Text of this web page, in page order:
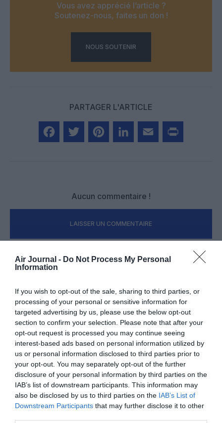
Air Journal - Do Not Process My Personal
Information
If you wish to opt-out of the sale, sharing to third parties, or
processing of your personal or sensitive information for
targeted advertising by us, please use the below opt-out
section to confirm your selection. Please note that after your
opt-out request is processed you may continue seeing
interest-based ads based on personal information utilized by
us or personal information disclosed to third parties prior to
your opt-out. You may separately opt-out of the further
disclosure of your personal information by third parties on the
IAB’s list of downstream participants. This information may
also be disclosed by us to third parties on the IAB’s List of
Downstream Participants that may further disclose it to other
Vous avez apprécié l’article ?
Soutenez-nous, faites un don !
NOUS SOUTENIR
PARTAGER L'ARTICLE
Aucun commentaire !
LAISSER UN COMMENTAIRE
Appel aux lecteurs !
Soutenez Air Journal participezà son
développement !
NOUS SOUTENIR